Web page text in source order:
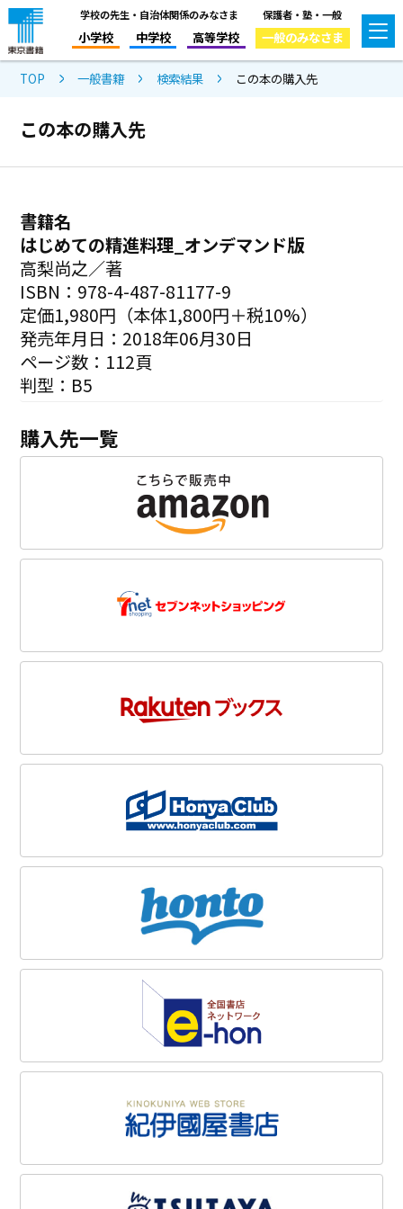
学校の先生・自治体関係のみなさま
小学校 中学校 高等学校
保護者・塾・一般
一般のみなさま
TOP 一般書籍 検索結果 この本の購入先
この本の購入先
書籍名
はじめての精進料理_オンデマンド版
高梨尚之／著
ISBN：978-4-487-81177-9
定価1,980円（本体1,800円＋税10%）
発売年月日：2018年06月30日
ページ数：112頁
判型：B5
購入先一覧